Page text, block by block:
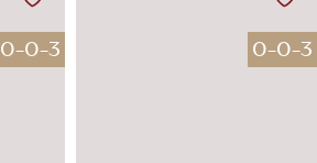
0-0-3 0-0-3